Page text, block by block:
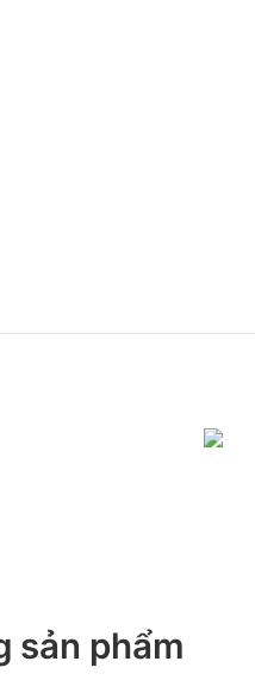
sản phẩm